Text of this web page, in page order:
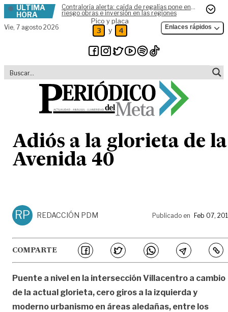
Skip to content
ÚLTIMA
HORA
Contraloría alerta: caída de regalías pone en
riesgo obras e inversión en las regiones
Vie, 7 agosto 2026
Pico y placa
3 y 4 Enlaces rápidos
Adiós a la glorieta de la
Avenida 40
RP REDACCIÓN PDM Publicado en Feb 07,
COMPARTE
Puente a nivel en la intersección Villacentro a cambio
de la actual glorieta, cero giros a la izquierda y
moderno urbanismo en áreas aledañas, entre los